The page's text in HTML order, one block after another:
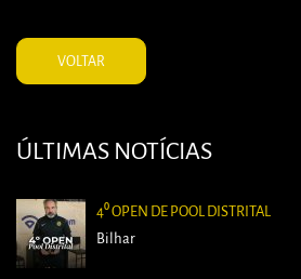
VOLTAR
ÚLTIMAS NOTÍCIAS
4⁰ OPEN DE POOL DISTRITAL
Bilhar